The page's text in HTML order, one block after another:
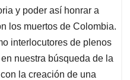
y poder así honrar a
los muertos de Colombia.
interlocutores de plenos
nuestra búsqueda de la
la creación de una